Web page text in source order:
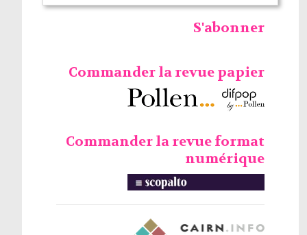
S'abonner
Commander la revue papier
Commander la revue format
numérique